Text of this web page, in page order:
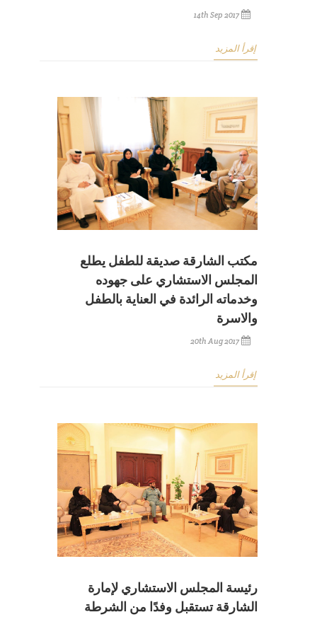
14th Sep 2017
إقرأ المزيد
مكتب الشارقة صديقة للطفل يطلع
المجلس الاستشاري على جهوده
وخدماته الرائدة في العناية بالطفل
والاسرة
20th Aug 2017
إقرأ المزيد
رئيسة المجلس الاستشاري لإمارة
الشارقة تستقبل وفدًا من الشرطة